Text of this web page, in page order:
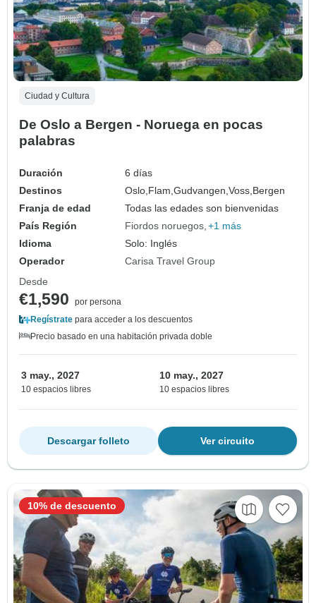
Ciudad y Cultura
De Oslo a Bergen - Noruega en pocas
palabras
Duración
6 días
Destinos
Oslo, Flam,Gudvangen,Voss, Bergen
Franja de edad
Todas las edades son bienvenidas
País Región
Fiordos noruegos +1 más
Idioma
Solo: Inglés
Operador
Carisa Travel Group
Desde
€1,590
por persona
Regístrate para acceder a los descuentos
Precio basado en una habitación privada doble
3 may., 2027
10 espacios libres
10 may., 2027
10 espacios libres
Ver circuito
Descargar folleto
10% de descuento